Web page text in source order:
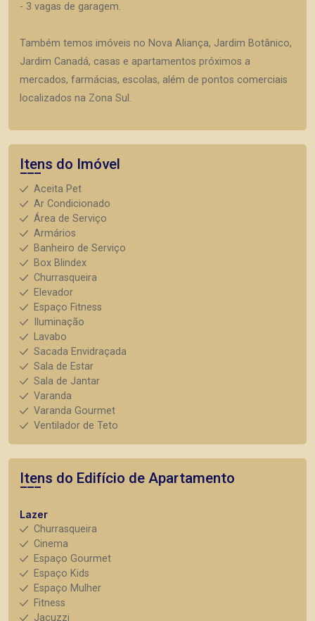
- 3 vagas de garagem.
Também temos imóveis no Nova Aliança, Jardim Botânico,
Jardim Canadá, casas e apartamentos próximos a
mercados, farmácias, escolas, além de pontos comerciais
localizados na Zona Sul.
Itens do Imóvel
Aceita Pet
Ar Condicionado
Área de Serviço
Armários
Banheiro de Serviço
Box Blindex
Churrasqueira
Elevador
Espaço Fitness
Iluminação
Lavabo
Sacada Envidraçada
Sala de Estar
Sala de Jantar
Varanda
Varanda Gourmet
Ventilador de Teto
Itens do Edifício de Apartamento
Lazer
Churrasqueira
Cinema
Espaço Gourmet
Espaço Kids
Espaço Mulher
Fitness
Jacuzzi